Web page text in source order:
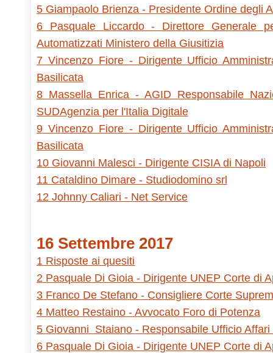
5 Giampaolo Brienza - Presidente Ordine degli
6 Pasquale Liccardo - Direttore Generale
Automatizzati Ministero della Giusitizia
7 Vincenzo Fiore - Dirigente Ufficio
Basilicata
8 Massella Enrica - AGID Responsabile
SUDAgenzia per l'Italia Digitale
9 Vincenzo Fiore - Dirigente Ufficio
Basilicata
10 Giovanni Malesci - Dirigente CISIA di Napoli
11 Cataldino Dimare - Studiodomino srl
12 Johnny Caliari - Net Service
16 Settembre 2017
1 Risposte ai quesiti
2 Pasquale Di Gioia - Dirigente UNEP Corte di
3 Franco De Stefano - Consigliere Corte
4 Matteo Restaino - Avvocato Foro di Potenza
5 Giovanni Staiano - Responsabile Ufficio Affari
6 Pasquale Di Gioia - Dirigente UNEP Corte di